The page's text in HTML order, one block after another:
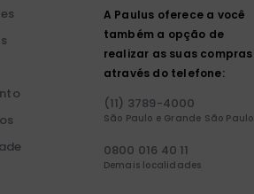
A Paulus oferece a você
também a opção de
realizar as suas compras
através do telefone:
(11) 3789-4000
São Paulo e Grande São Paulo
0800 016 40 11
Demais localidades